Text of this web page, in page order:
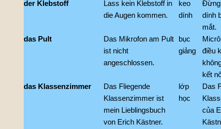
der Klebstoff
Lass kein Klebstoff in
die Augen kommen.
keo
dính
Đừng
dính
mắt.
das Pult
Das Mikrofon am Pult
ist nicht
angeschlossen.
bục
giảng
điều
kết
das Klassenzimmer
Das Fliegende
Klassenzimmer ist
mein Lieblingsbuch
von Erich Kästner.
lớp
học
Das
của